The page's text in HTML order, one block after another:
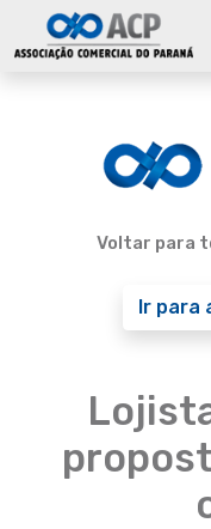
Voltar para
Ir para